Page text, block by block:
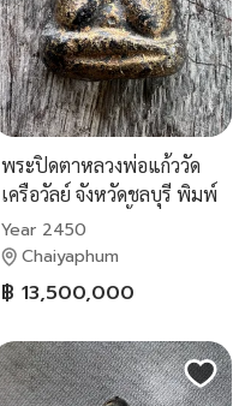
พระปิดตาหลวงพ่อแก้ววัด
เครือวัลย์ จังหวัดชลบุรี พิมพ์
กลางหลังแบบ เนื้ออผงคลุก
รักเก่าโบราณ
Year 2450
Chaiyaphum
฿ 13,500,000